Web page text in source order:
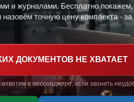
и журналами. Бесплатно покажем,
назовём точную цену комплекта - за
ДОКУМЕНТОВ НЕ ХВАТАЕТ
ответим в мессенджере, если звонить